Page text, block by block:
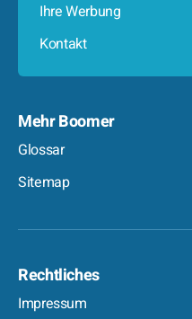
Ihre Werbung
Kontakt
Mehr Boomer
Glossar
Sitemap
Rechtliches
Impressum